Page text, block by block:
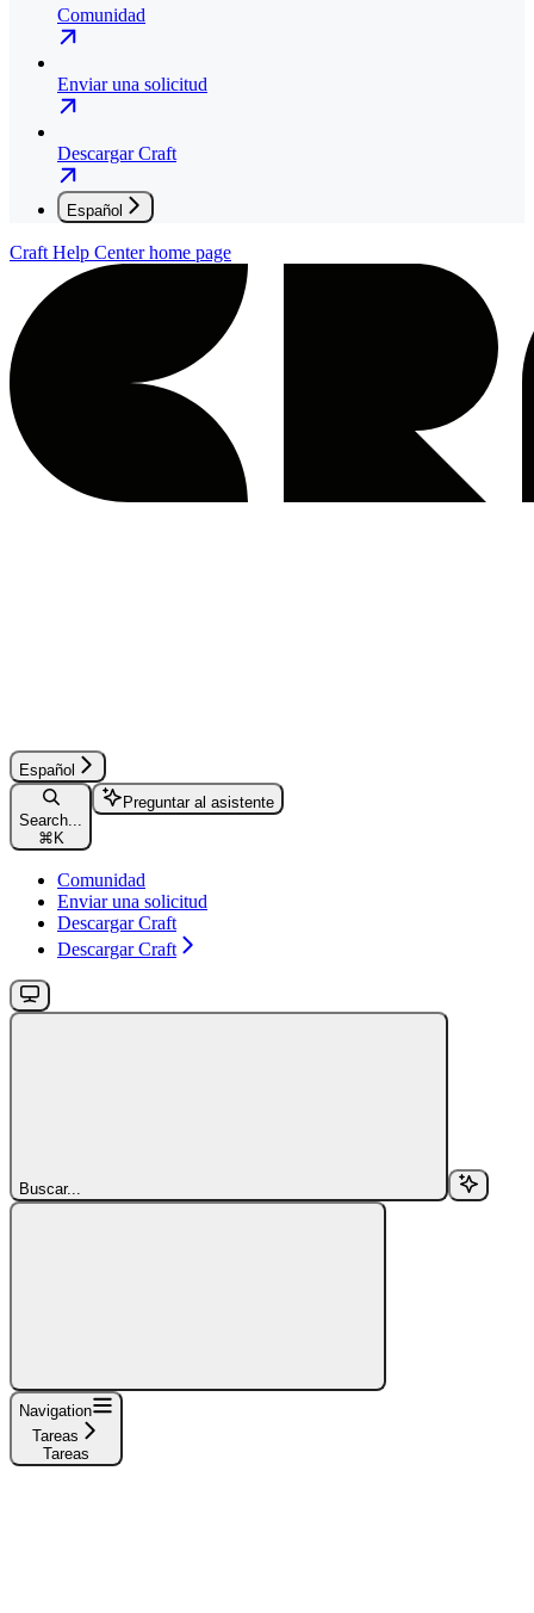
Comunidad
Enviar una solicitud
Descargar Craft
Español
Craft Help Centerhome page
Español
Search...
⌘ K
Preguntar al asistente
Comunidad
Enviar una solicitud
Descargar Craft
Descargar Craft
Buscar...
Navigation
Tareas
Tareas